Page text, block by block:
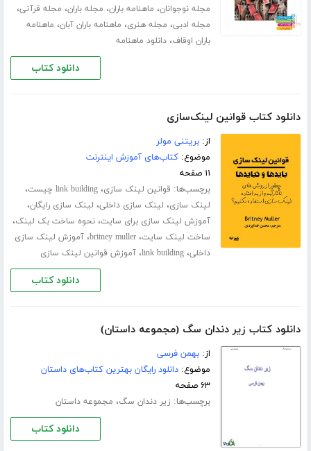
مجله نوجوانان، ماهنامه باران، مجله باران، مجله قرآنی،
مجله ادبی، مجله هنری، ماهنامه باران آبان، ماهنامه
باران اوقاف،دانلود ماهنامه
دانلود کتاب
دانلود کتاب قوانین لینک‌سازی
از:بریتنی مولر
موضوع:کتاب‌های آموزش اینترنت
۱۱ صفحه
برچسب‌ها: قوانین لینک سازی،link building چیست ،
لینک سازی، لینک سازی داخلی، لینک سازی رایگان،
آموزش لینک سازی برای سایت،نحوه ساخت بک لینک،
ساخت لینک سایت،britney muller،آموزش لینک سازی
داخلی،link building،آموزش قوانین لینک سازی
دانلود کتاب
دانلود کتاب زیر دندان سگ (مجموعه داستان)
از:بهمن فرسی
موضوع:دانلود رایگان بهترین کتاب‌های داستان
۶۳ صفحه
برچسب‌ها: زیر دندان سگ، مجموعه داستان
دانلود کتاب